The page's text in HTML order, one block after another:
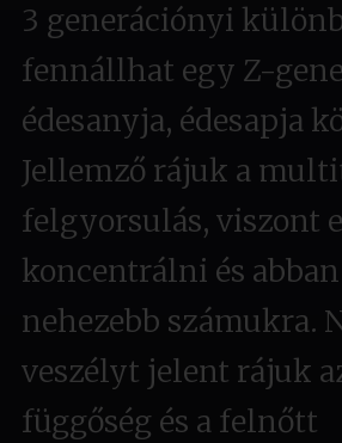
3 generációnyi
fennállhat egy Z-
édesanyja, édesapja
Jellemző rájuk a
felgyorsulás, viszont
koncentrálni és
nehezebb számukra.
veszélyt jelent rájuk
függőség és a felnőtt